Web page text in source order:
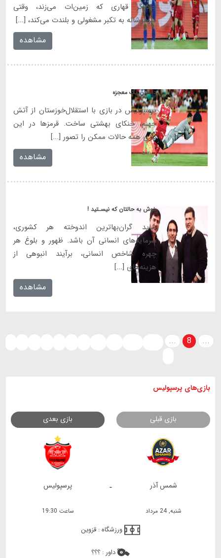
جادوگر قهاری که زمین‌ات می‌زند، وقتی
سرخوشانه به تکبر مشغولی و بلندت می‌کند، [...]
مشاهده
داستان یک معجزه
پرسپولیس در بازی با استقلال‌خوزستان از آتش
جهنم، خنکای بهشتی ساخت. قرمزها در این
بازی همه حالات ممکن را تصور [...]
مشاهده
خوش به حالتان که نیسـتید !
شاید گران‌بهاترین اندوخته هر کشوری،
سرمایه‌های انسانی آن باشد. ظهور و بلوغ هر
چهره شاخص انسانی، برآیند انبوهی از
هزینه‌های [...]
مشاهده
... 8 ...
بازی های پرسپولیس
بازی قبلی بازی بعدی
- شمس آذر پرسپولیس
شنبه, 24 مرداد ساعت 19:30
ورزشگاه : قزوین
داور : ؟؟؟